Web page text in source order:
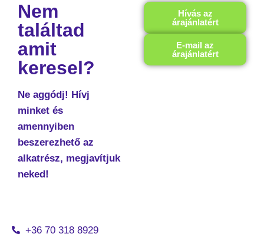
Nem
találtad
amit
keresel?
Ne aggódj! Hívj
minket és
amennyiben
beszerezhető az
alkatrész, megjavítjuk
neked!
Hívás az
árajánlatért
E-mail az
árajánlatért
+36 70 318 8929